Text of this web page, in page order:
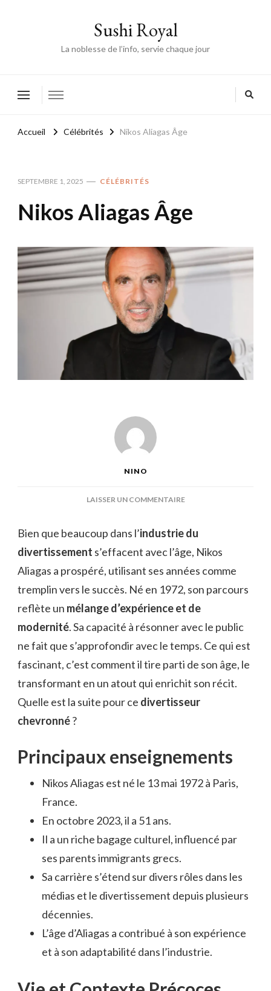
Sushi Royal
La noblesse de l’info, servie chaque jour
Accueil Célébrités Nikos Aliagas Âge
SEPTEMBRE 1, 2025 CÉLÉBRITÉS
Nikos Aliagas Âge
NINO
LAISSER UN COMMENTAIRESUR
ÂGE
Bien que beaucoup dans l’industrie du
divertissement s’effacent avec l’âge, Nikos
Aliagas a prospéré, utilisant ses années comme
tremplin vers le succès. Né en 1972, son parcours
reflète un mélange d’expérience et de
modernité. Sa capacité à résonner avec le public
ne fait que s’approfondir avec le temps. Ce qui est
fascinant, c’est comment il tire parti de son âge, le
transformant en un atout qui enrichit son récit.
Quelle est la suite pour ce divertisseur
chevronné?
Principaux enseignements
Nikos Aliagas est né le 13 mai 1972 à Paris,
France.
En octobre 2023, il a 51 ans.
Il a un riche bagage culturel, influencé par
ses parents immigrants grecs.
Sa carrière s’étend sur divers rôles dans les
médias et le divertissement depuis plusieurs
décennies.
L’âge d’Aliagas a contribué à son expérience
et à son adaptabilité dans l’industrie.